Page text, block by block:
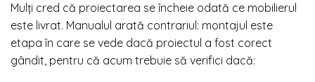
Mulți cred că proiectarea se încheie odată ce mobilierul
este livrat. Manualul arată contrariul: montajul este
etapa în care se vede dacă proiectul a fost corect
gândit, pentru că acum trebuie să verifici dacă: